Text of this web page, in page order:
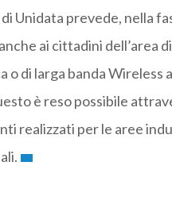
Unidata prevede, nella
ai cittadini dell’area
o di larga banda Wireless
è reso possibile
realizzati per le aree